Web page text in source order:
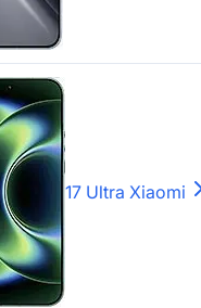
17 Ultra Xiaomi